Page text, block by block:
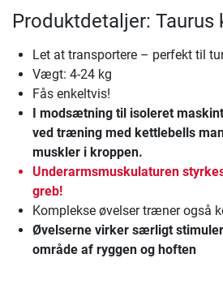
Produktdetaljer: Taurus
Let at transportere – perfekt til
Vægt: 4-24 kg
Fås enkeltvis!
I modsætning til isoleret
ved træning med kettlebells
muskler i kroppen.
Underarmsmuskulaturen
greb!
Komplekse øvelser træner også
Øvelserne virker særligt
område af ryggen og hoften